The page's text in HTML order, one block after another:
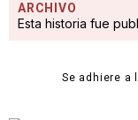
ARCHIVO
Esta historia fue
Se adhiere a